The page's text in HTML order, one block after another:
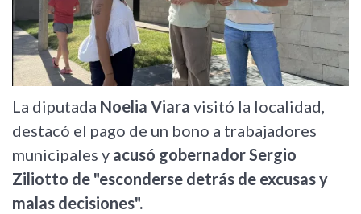
La diputada Noelia Viara visitó la localidad,
destacó el pago de un bono a trabajadores
municipales y acusó gobernador Sergio
Ziliotto de "esconderse detrás de excusas y
malas decisiones".